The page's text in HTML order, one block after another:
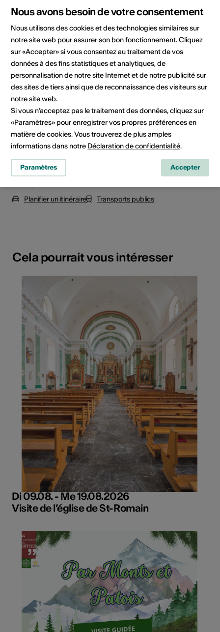
Amateur·rice·s d’art
Lieu de l'événement
Planifier un itinéraire
Transports publics
Cela pourrait vous intéresser
Di 09.08. - Me 19.08.2026
Visite de l’église de St-Romain
Nous avons besoin de votre consentement
Nous utilisons des cookies et des technologies similaires sur
notre site web pour assurer son bon fonctionnement. Cliquez
sur «Accepter» si vous consentez au traitement de vos
données à des fins statistiques et analytiques, de
personnalisation de notre site Internet et de notre publicité sur
des sites de tiers ainsi que de reconnaissance des visiteurs sur
notre site web.
Si vous n’acceptez pas le traitement des données, cliquez sur
«Paramètres» pour enregistrer vos propres préférences en
matière de cookies. Vous trouverez de plus amples
informations dans notre Déclaration de confidentialité.
Paramètres Accepter